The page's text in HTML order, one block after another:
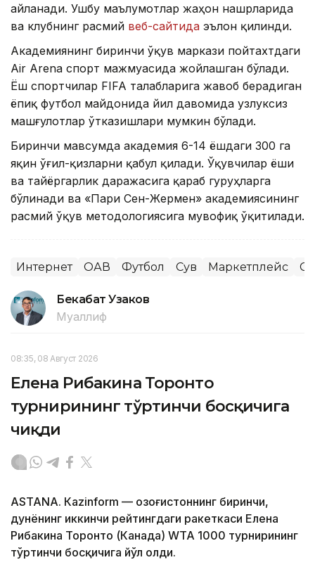
айланади. Ушбу маълумотлар жаҳон нашрларида
ва клубнинг расмий веб-сайтида эълон қилинди.
Академиянинг биринчи ўқув маркази пойтахтдаги
Air Arena спорт мажмуасида жойлашган бўлади.
Ёш спортчилар FIFA талабларига жавоб берадиган
ёпиқ футбол майдонида йил давомида узлуксиз
машғулотлар ўтказишлари мумкин бўлади.
Биринчи мавсумда академия 6-14 ёшдаги 300 га
яқин ўғил-қизларни қабул қилади. Ўқувчилар ёши
ва тайёргарлик даражасига қараб гуруҳларга
бўлинади ва «Пари Сен-Жермен» академиясининг
расмий ўқув методологиясига мувофиқ ўқитилади.
Интернет ОАВ Футбол Сув Маркетплейс
Бекабат Узаков
Муаллиф
08:35, 08 Август 2026
Елена Рибакина Торонто
турнирининг тўртинчи босқичига
чиқди
ASTANА. Кazinform — Қозоғистоннинг биринчи,
дунёнинг иккинчи рейтингдаги ракеткаси Елена
Рибакина Торонто (Канада) WТА 1000 турнирининг
тўртинчи босқичига йўл олди.